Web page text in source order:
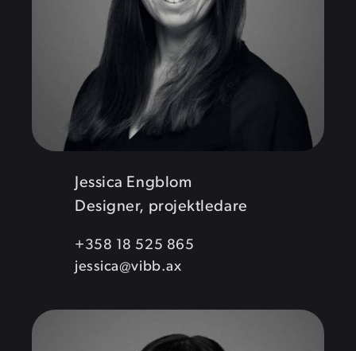
Jessica Engblom
Designer, projektledare
+358 18 525 865
jessica@vibb.ax